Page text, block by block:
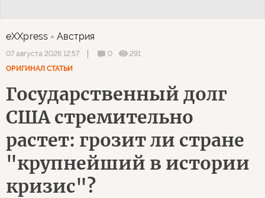
eXXpress Австрия
07 августа 2026 12:57 0
291
ОРИГИНАЛ СТАТЬИ
Государственный долг
США стремительно
растет: грозит ли стране
"крупнейший в истории
кризис"?